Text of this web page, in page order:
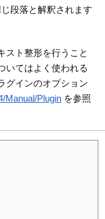
段落と解釈されます
スト整形を行うこと
いてはよく使われる
グインのオプション
Manual/Plugin を参照